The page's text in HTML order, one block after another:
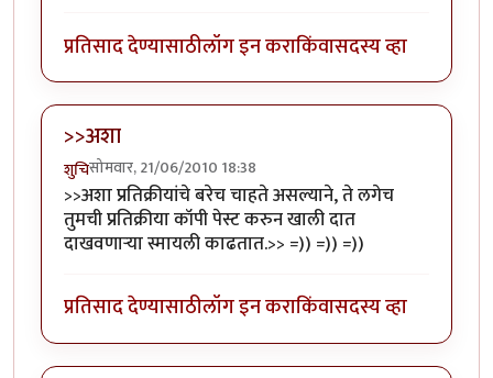
प्रतिसाद देण्यासाठीलॉग इन कराकिंवासदस्य व्हा
>>अशा
शुचिसोमवार, 21/06/2010 18:38
>>अशा प्रतिक्रीयांचे बरेच चाहते असल्याने, ते लगेच
तुमची प्रतिक्रीया कॉपी पेस्ट करुन खाली दात
दाखवणार्‍या स्मायली काढतात.>> =)) =)) =))
प्रतिसाद देण्यासाठीलॉग इन कराकिंवासदस्य व्हा